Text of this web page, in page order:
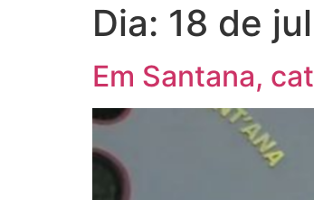
Dia: 18 de
Em Santana,